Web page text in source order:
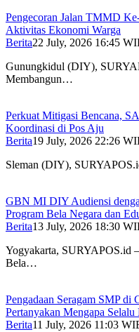
Pengecoran Jalan TMMD
Aktivitas Ekonomi Warga
Berita22 July, 2026 16:45
Gunungkidul (DIY),
Membangun…
Perkuat Mitigasi Bencana,
Koordinasi di Pos Aju
Berita19 July, 2026 22:26
Sleman (DIY),
GBN MI DIY Audiensi
Program Bela Negara dan
Berita13 July, 2026 18:30
Yogyakarta, SURYAPOS.id
Bela…
Pengadaan Seragam SMP
Pertanyakan Mengapa
Berita11 July, 2026 11:03